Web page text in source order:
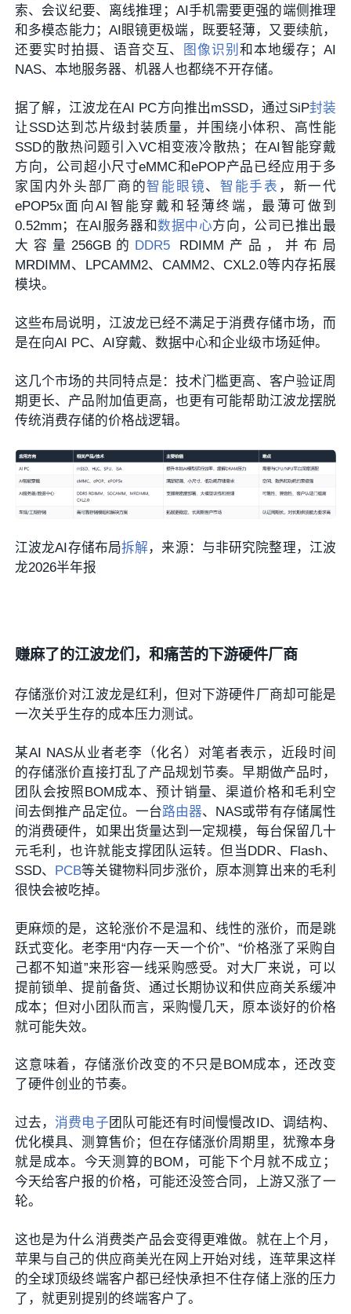
索、会议纪要、离线推理；AI手机需要更强的端侧推理
和多模态能力；AI眼镜更极端，既要轻薄，又要续航，
还要实时拍摄、语音交互、
图像识别和本地缓存；AI
NAS、本地服务器、机器人也都绕不开存储。
据了解，江波龙在AI PC方向推出mSSD，通过SiP封装
让SSD达到芯片级封装质量，并围绕小体积、高性能
SSD的散热问题引入VC相变液冷散热；在AI智能穿戴
方向，公司超小尺寸eMMC和ePOP产品已经应用于多
家国内外头部厂商的智能眼镜、 智能手表 ，新一代
ePOP5x面向AI智能穿戴和轻薄终端，最薄可做到
0.52mm；在AI服务器和数据中心方向，公司已推出最
大容量256GB的 DDR5 RDIMM产品，并布局
MRDIMM、LPCAMM2、CAMM2、CXL2.0等内存拓展
模块。
这些布局说明，江波龙已经不满足于消费存储市场，而
是在向AI PC、AI穿戴、数据中心和企业级市场延伸。
这几个市场的共同特点是：技术门槛更高、客户验证周
期更长、产品附加值更高，也更有可能帮助江波龙摆脱
传统消费存储的价格战逻辑。
江波龙AI存储布局拆解 ，来源：与非研究院整理，江波
龙2026半年报
赚麻了的江波龙们，和痛苦的下游硬件厂商
存储涨价对江波龙是红利，但对下游硬件厂商却可能是
一次关乎生存的成本压力测试。
某AI NAS从业者老李（化名）对笔者表示，近段时间
的存储涨价直接打乱了产品规划节奏。早期做产品时，
团队会按照BOM成本、预计销量、渠道价格和毛利空
间去倒推产品定位。一台路由器、NAS或带有存储属性
的消费硬件，如果出货量达到一定规模，每台保留几十
元毛利，也许就能支撑团队运转。但当DDR、Flash、
SSD、 PCB等关键物料同步涨价，原本测算出来的毛利
很快会被吃掉。
更麻烦的是，这轮涨价不是温和、线性的涨价，而是跳
跃式变化。老李用“内存一天一个价”、“价格涨了采购自
己都不知道”来形容一线采购感受。对大厂来说，可以
提前锁单、提前备货、通过长期协议和供应商关系缓冲
成本；但对小团队而言，采购慢几天，原本谈好的价格
就可能失效。
这意味着，存储涨价改变的不只是BOM成本，还改变
了硬件创业的节奏。
过去，消费电子 团队可能还有时间慢慢改ID、调结构、
优化模具、测算售价；但在存储涨价周期里，犹豫本身
就是成本。今天测算的BOM，可能下个月就不成立；
今天给客户报的价格，可能还没签合同，上游又涨了一
轮。
这也是为什么消费类产品会变得更难做。就在上个月，
苹果与自己的供应商美光在网上开始对线，连苹果这样
的全球顶级终端客户都已经快承担不住存储上涨的压力
了，就更别提别的终端客户了。